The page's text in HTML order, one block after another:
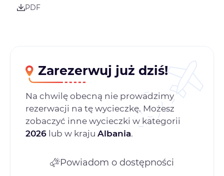
PDF
Zarezerwuj już dziś!
Na chwilę obecną nie prowadzimy
rezerwacji na tę wycieczkę. Możesz
zobaczyć inne wycieczki w kategorii
2026 lub w kraju Albania.
Powiadom o dostępności